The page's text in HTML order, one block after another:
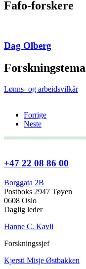
Fafo-forskere
Dag Olberg
Forskningstema
Lønns- og arbeidsvilkår
Forrige
Neste
+47 22 08 86 00
Borggata 2B
Postboks 2947 Tøyen
0608 Oslo
Daglig leder
Hanne C. Kavli
Forskningssjef
Kjersti Misje Østbakken